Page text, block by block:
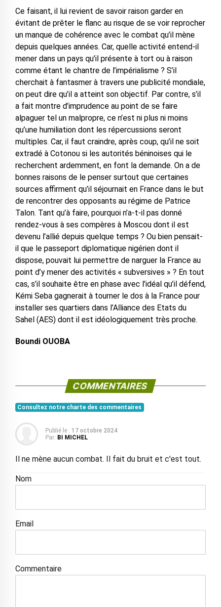
Ce faisant, il lui revient de savoir raison garder en
évitant de prêter le flanc au risque de se voir reprocher
un manque de cohérence avec le combat qu’il mène
depuis quelques années. Car, quelle activité entend-il
mener dans un pays qu’il présente à tort ou à raison
comme étant le chantre de l’impérialisme ? S’il
cherchait à fantasmer à travers une publicité mondiale,
on peut dire qu’il a atteint son objectif. Par contre, s’il
a fait montre d’imprudence au point de se faire
alpaguer tel un malpropre, ce n’est ni plus ni moins
qu’une humiliation dont les répercussions seront
multiples. Car, il faut craindre, après coup, qu’il ne soit
extradé à Cotonou si les autorités béninoises qui le
recherchent ardemment, en font la demande. On a de
bonnes raisons de le penser surtout que certaines
sources affirment qu’il séjournait en France dans le but
de rencontrer des opposants au régime de Patrice
Talon. Tant qu’à faire, pourquoi n’a-t-il pas donné
rendez-vous à ses compères à Moscou dont il est
devenu l’allié depuis quelque temps ? Ou bien pensait-
il que le passeport diplomatique nigérien dont il
dispose, pouvait lui permettre de narguer la France au
point d’y mener des activités « subversives » ? En tout
cas, s’il souhaite être en phase avec l’idéal qu’il défend,
Kémi Seba gagnerait à tourner le dos à la France pour
installer ses quartiers dans l’Alliance des Etats du
Sahel (AES) dont il est idéologiquement très proche.
Boundi OUOBA
COMMENTAIRES
Consultez notre charte des commentaires
Publié le : 17 octobre 2024
Par: BI MICHEL
Il ne mène aucun combat. Il fait du bruit et c'est tout.
Nom
Email
Commentaire